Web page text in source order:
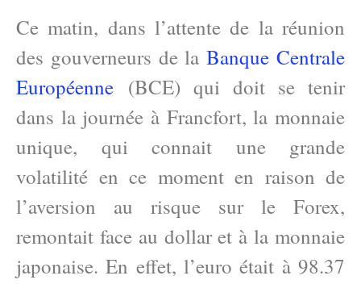
Ce matin, dans l’attente de la réunion
des gouverneurs de laBanque Centrale
Européenne (BCE) qui doit se tenir
dans la journée à Francfort, la monnaie
unique, qui connait une grande
volatilité en ce moment en raison de
l’aversion au risque sur le Forex,
remontait face au dollar et à la monnaie
japonaise. En effet, l’euro était à 98.37